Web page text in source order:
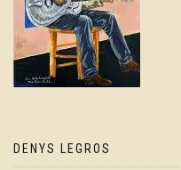
DENYS LEGROS